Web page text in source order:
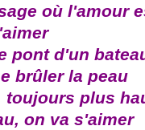
où l'amour
pont d'un
brûler la peau
toujours plus
on va s'aimer